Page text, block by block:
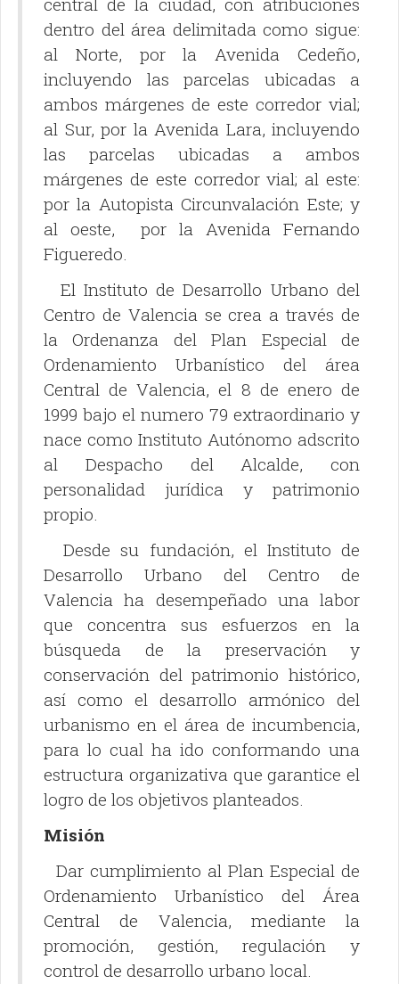
dentro del área delimitada como sigue:
al Norte, por la Avenida Cedeño,
incluyendo las parcelas ubicadas a
ambos márgenes de este corredor vial;
al Sur, por la Avenida Lara, incluyendo
las parcelas ubicadas a ambos
márgenes de este corredor vial; al este:
por la Autopista Circunvalación Este; y
al oeste, por la Avenida Fernando
Figueredo.
El Instituto de Desarrollo Urbano del
Centro de Valencia se crea a través de
la Ordenanza del Plan Especial de
Ordenamiento Urbanístico del área
Central de Valencia, el 8 de enero de
1999 bajo el numero 79 extraordinario y
nace como Instituto Autónomo adscrito
al Despacho del Alcalde, con
personalidad jurídica y patrimonio
propio.
Desde su fundación, el Instituto de
Desarrollo Urbano del Centro de
Valencia ha desempeñado una labor
que concentra sus esfuerzos en la
búsqueda de la preservación y
conservación del patrimonio histórico,
así como el desarrollo armónico del
urbanismo en el área de incumbencia,
para lo cual ha ido conformando una
estructura organizativa que garantice el
logro de los objetivos planteados.
Misión
Dar cumplimiento al Plan Especial de
Ordenamiento Urbanístico del Área
Central de Valencia, mediante la
promoción, gestión, regulación y
control de desarrollo urbano local.